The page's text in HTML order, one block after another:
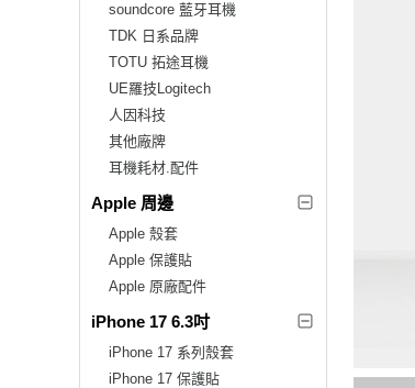
soundcore 藍牙耳機
TDK 日系品牌
TOTU 拓途耳機
UE羅技Logitech
人因科技
其他廠牌
耳機耗材.配件
Apple 周邊
Apple 殼套
Apple 保護貼
Apple 原廠配件
iPhone 17 6.3吋
iPhone 17 系列殼套
iPhone 17 保護貼